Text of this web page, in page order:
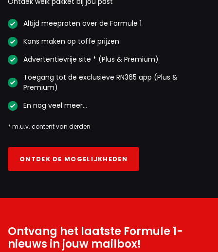
Altijd meepraten over de Formule 1
Kans maken op toffe prijzen
Advertentievrije site * (Plus & Premium)
Toegang tot de exclusieve RN365 app (Plus &
Premium)
En nog veel meer…
* m.u.v. content van derden
ONTDEK DE MOGELIJKHEDEN
Ontvang het laatste Formule 1-
nieuws in jouw mailbox!